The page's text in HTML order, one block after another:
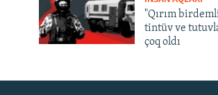
Русский
"Qırım
tintüv ve
çoq oldı